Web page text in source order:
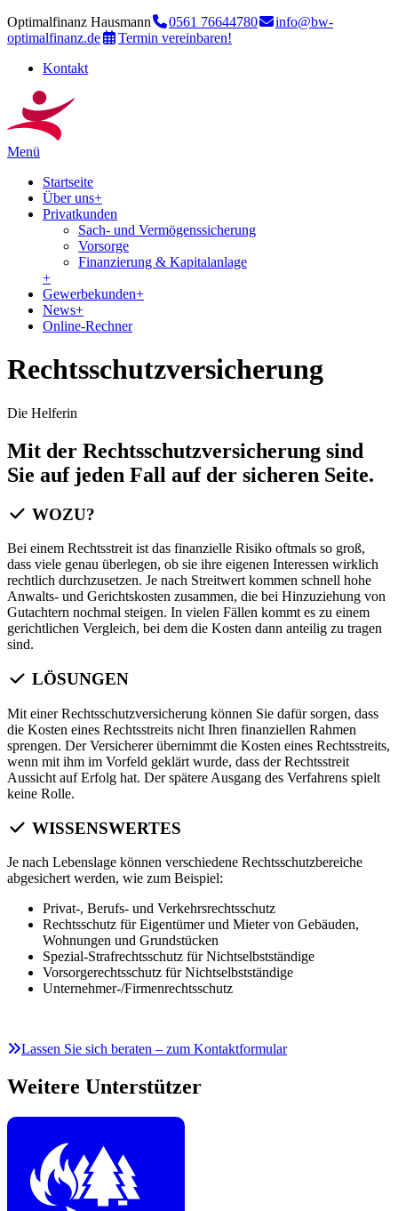
Optimalfinanz Hausmann 0561 76644780
info@bw-
optimalfinanz.de
Termin vereinbaren!
Kontakt
Menü
Startseite
Über uns+
Privatkunden
Sach- und Vermögenssicherung
Vorsorge
Finanzierung & Kapitalanlage
+
Gewerbekunden+
News+
Online-Rechner
Rechtsschutzversicherung
Die Helferin
Mit der Rechtsschutzversicherung sind
Sie auf jeden Fall auf der sicheren Seite.
WOZU?
Bei einem Rechtsstreit ist das finanzielle Risiko oftmals so groß,
dass viele genau überlegen, ob sie ihre eigenen Interessen wirklich
rechtlich durchzusetzen. Je nach Streitwert kommen schnell hohe
Anwalts- und Gerichtskosten zusammen, die bei Hinzuziehung von
Gutachtern nochmal steigen. In vielen Fällen kommt es zu einem
gerichtlichen Vergleich, bei dem die Kosten dann anteilig zu tragen
sind.
LÖSUNGEN
Mit einer Rechtsschutzversicherung können Sie dafür sorgen, dass
die Kosten eines Rechtsstreits nicht Ihren finanziellen Rahmen
sprengen. Der Versicherer übernimmt die Kosten eines Rechtsstreits,
wenn mit ihm im Vorfeld geklärt wurde, dass der Rechtsstreit
Aussicht auf Erfolg hat. Der spätere Ausgang des Verfahrens spielt
keine Rolle.
WISSENSWERTES
Je nach Lebenslage können verschiedene Rechtsschutzbereiche
abgesichert werden, wie zum Beispiel:
Privat-, Berufs- und Verkehrsrechtsschutz
Rechtsschutz für Eigentümer und Mieter von Gebäuden,
Wohnungen und Grundstücken
Spezial-Strafrechtsschutz für Nichtselbstständige
Vorsorgerechtsschutz für Nichtselbstständige
Unternehmer-/Firmenrechtsschutz
Lassen Sie sich beraten – zum Kontaktformular
Weitere Unterstützer